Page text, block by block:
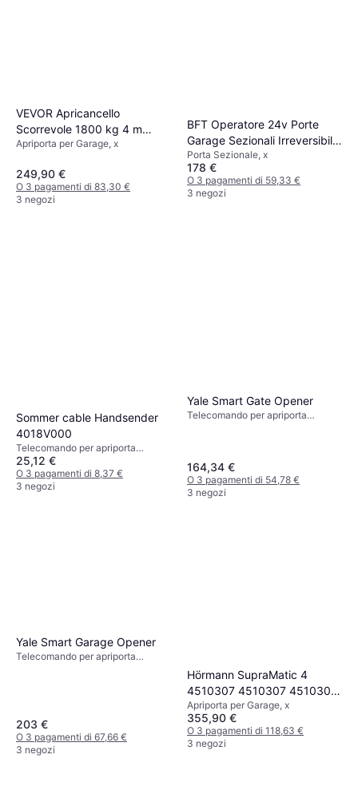
VEVOR Apricancello
Scorrevole 1800 kg 4 m
Grigio
Apriporta per Garage, x
249,90 €
O 3 pagamenti di 83,30 €
3 negozi
BFT Operatore 24v Porte
Garage Sezionali Irreversibile
650n
Porta Sezionale, x
178 €
O 3 pagamenti di 59,33 €
3 negozi
Sommer cable Handsender
4018V000
Telecomando per apriporta
garage, x
25,12 €
O 3 pagamenti di 8,37 €
3 negozi
Yale Smart Gate Opener
Telecomando per apriporta
164,34 €
O 3 pagamenti di 54,78 €
3 negozi
Yale Smart Garage Opener
Telecomando per apriporta
203 €
O 3 pagamenti di 67,66 €
3 negozi
Hörmann SupraMatic 4
4510307 4510307 4510307
4510307 4510307 4510307
4510307 4510307 4510307
4510307
Apriporta per Garage, x
355,90 €
O 3 pagamenti di 118,63 €
3 negozi